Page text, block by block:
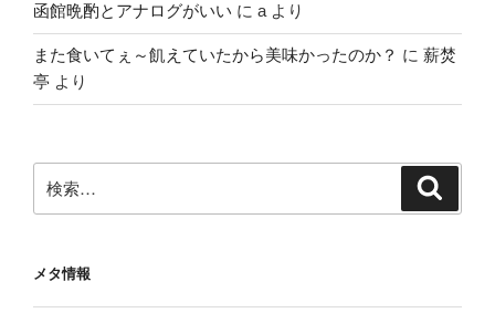
函館晩酌とアナログがいい に a より
また食いてぇ～飢えていたから美味かったのか？ に 薪焚
亭 より
索:
メタ情報